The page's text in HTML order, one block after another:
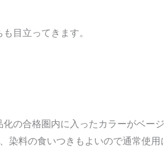
目立ってきます。
の合格圏内に入ったカラーがベー
料の食いつきもよいので通常使用